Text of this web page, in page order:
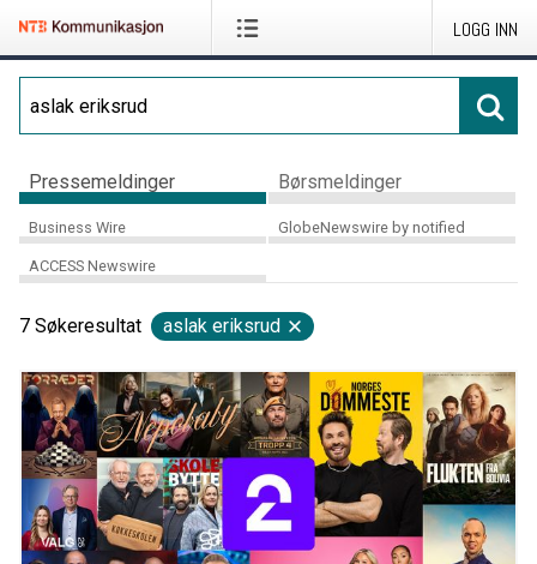
LOGG INN
Pressemeldinger Børsmeldinger
Business Wire GlobeNewswire by notified
ACCESS Newswire
7 Søkeresultat aslak eriksrud